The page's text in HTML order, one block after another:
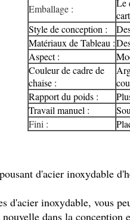
Emballage :
Le
Style de conception :
Matériaux de Tableau :
Aspect :
Couleur de cadre de
chaise :
Rapport du poids :
Travail manuel :
Fini :
d'acier inoxydable
d'acier inoxydable, vous
dans la